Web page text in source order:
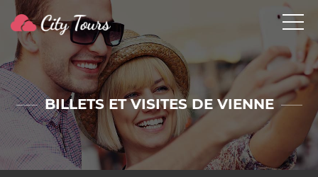
BILLETS ET VISITES DE VIENNE